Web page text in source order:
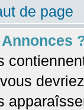
de page